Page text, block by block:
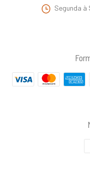
Segunda à